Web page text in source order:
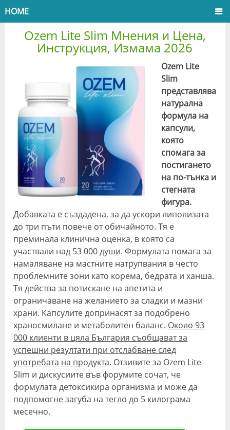
HOME
Ozem Lite Slim Мнения и Цена,
Инструкция, Измама 2026
Ozem Lite
Slim
представлява
натурална
формула на
капсули,
която
спомага за
постигането
на по-тънка и
стегната
фигура.
Добавката е създадена, за да ускори липолизата
до три пъти повече от обичайното. Тя е
преминала клинична оценка, в която са
участвали над 53 000 души. Формулата помага за
намаляване на мастните натрупвания в често
проблемните зони като корема, бедрата и ханша.
Тя действа за потискане на апетита и
ограничаване на желанието за сладки и мазни
храни. Капсулите допринасят за подобрено
храносмилане и метаболитен баланс. Около 93
000 клиенти в цяла България съобщават за
успешни резултати при отслабване след
употребата на продукта. Отзивите за Ozem Lite
Slim и дискусиите във форумите сочат, че
формулата детоксикира организма и може да
подпомогне загуба на тегло до 5 килограма
месечно.